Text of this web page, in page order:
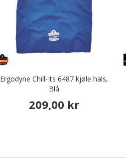
Ergodyne Chill-Its 6487 kjøle hals,
Blå
209,00 kr